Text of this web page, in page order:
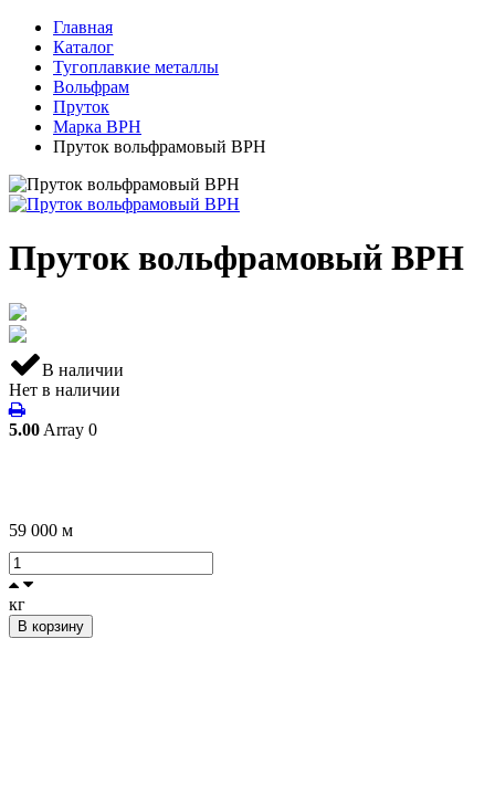
Главная
Каталог
Тугоплавкие металлы
Вольфрам
Пруток
Марка ВРН
Пруток вольфрамовый ВРН
Пруток вольфрамовый ВРН
В наличии
Нет в наличии
5.00 Array 0
59 000 м
кг
В корзину